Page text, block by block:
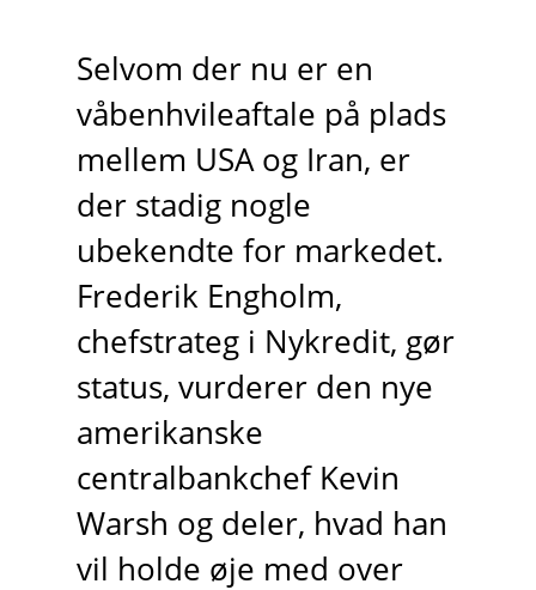
Selvom der nu er en
våbenhvileaftale på plads
mellem USA og Iran, er
der stadig nogle
ubekendte for markedet.
Frederik Engholm,
chefstrateg i Nykredit, gør
status, vurderer den nye
amerikanske
centralbankchef Kevin
Warsh og deler, hvad han
vil holde øje med over